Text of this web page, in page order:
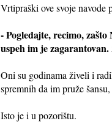
Vrtipraški ove svoje
- Pogledajte, recimo,
uspeh im je
Oni su godinama živeli i
spremnih da im pruže
Isto je i u pozorištu.